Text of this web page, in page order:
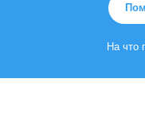
На что